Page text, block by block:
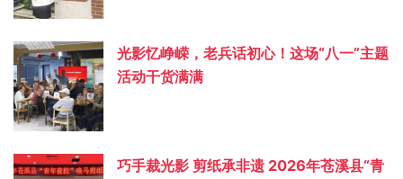
光影忆峥嵘，老兵话初心！这场“八一”主题
活动干货满满
巧手裁光影 剪纸承非遗 2026年苍溪县“青